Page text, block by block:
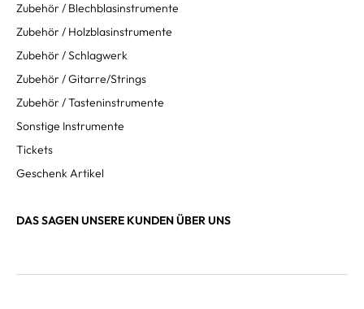
Zubehör / Blechblasinstrumente
Zubehör / Holzblasinstrumente
Zubehör / Schlagwerk
Zubehör / Gitarre/Strings
Zubehör / Tasteninstrumente
Sonstige Instrumente
Tickets
Geschenk Artikel
DAS SAGEN UNSERE KUNDEN ÜBER UNS